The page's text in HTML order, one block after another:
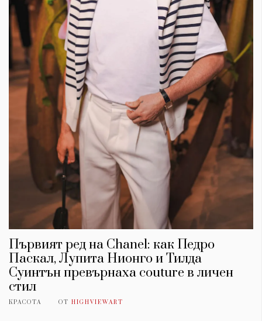
Първият ред на Chanel: как Педро
Паскал, Лупита Нионго и Тилда
Суинтън превърнаха couture в личен
стил
КРАСОТА ОТ HIGHVIEWART